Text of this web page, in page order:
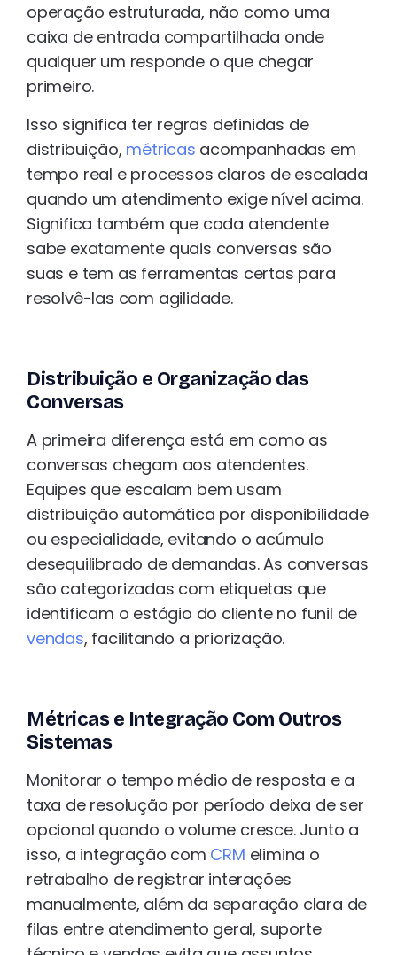
operação estruturada, não como uma
caixa de entrada compartilhada onde
qualquer um responde o que chegar
primeiro.
Isso significa ter regras definidas de
distribuição, métricas acompanhadas em
tempo real e processos claros de escalada
quando um atendimento exige nível acima.
Significa também que cada atendente
sabe exatamente quais conversas são
suas e tem as ferramentas certas para
resolvê-las com agilidade.
Distribuição e Organização das
Conversas
A primeira diferença está em como as
conversas chegam aos atendentes.
Equipes que escalam bem usam
distribuição automática por disponibilidade
ou especialidade, evitando o acúmulo
desequilibrado de demandas. As conversas
são categorizadas com etiquetas que
identificam o estágio do cliente no funil de
vendas, facilitando a priorização.
Métricas e Integração Com Outros
Sistemas
Monitorar o tempo médio de resposta e a
taxa de resolução por período deixa de ser
opcional quando o volume cresce. Junto a
isso, a integração com CRM elimina o
retrabalho de registrar interações
manualmente, além da separação clara de
filas entre atendimento geral, suporte